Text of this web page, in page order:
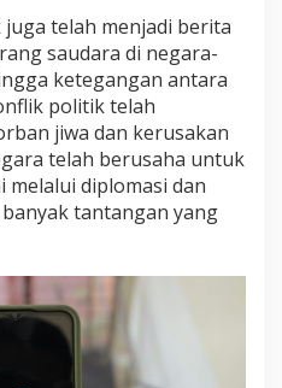
telah menjadi berita
saudara di negara-
ketegangan antara
politik telah
jiwa dan kerusakan
telah berusaha untuk
melalui diplomasi dan
tantangan yang